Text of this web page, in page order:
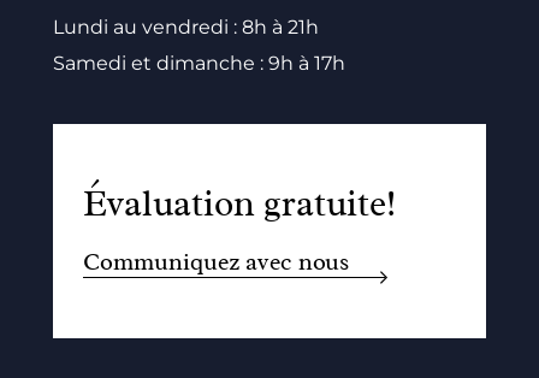
Lundi au vendredi : 8h à 21h
Samedi et dimanche : 9h à 17h
Évaluation gratuite!
Communiquez avec nous